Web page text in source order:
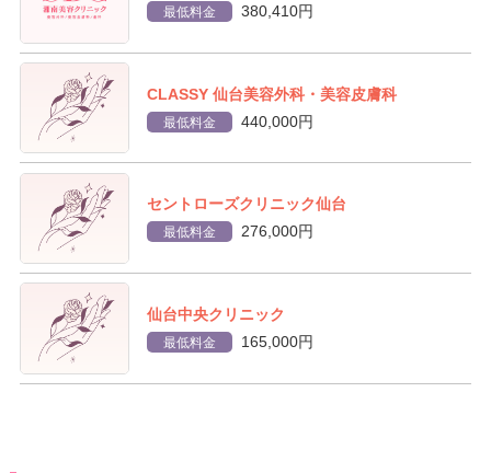
最低料金 380,410円
CLASSY 仙台美容外科・美容皮膚科
最低料金 440,000円
セントローズクリニック仙台
最低料金 276,000円
仙台中央クリニック
最低料金 165,000円